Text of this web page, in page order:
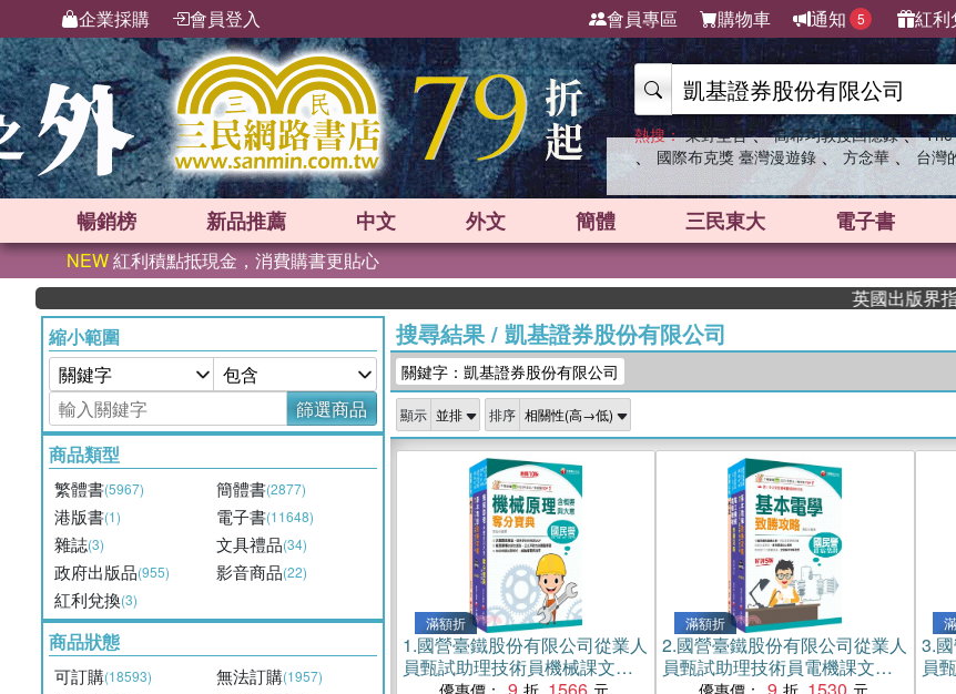
企業採購 會員登入 會員專區 購物車 通知 5 紅利
熱搜： 東野圭吾 、 高希均教授回憶錄 、
、 國際布克獎 臺灣漫遊錄 、 方念華 、 台灣
暢銷榜 新品推薦 中文 外文 簡體 三民東大 電子書
NEW紅利積點抵現金，消費購書更貼心
英國出版界指標大獎
縮小範圍
篩選商品
商品類型
繁體書(5967) 簡體書(2877)
港版書(1) 電子書(11648)
雜誌(3) 文具禮品(34)
政府出版品(955) 影音商品(22)
紅利兌換(3)
商品狀態
可訂購(18593) 無法訂購(1957)
搜尋結果/ 凱基證券股份有限公司
關鍵字：凱基證券股份有限公司
顯示 排序
滿額折
1.國營臺鐵股份有限公司從業人
員甄試助理技術員機械課文版
優惠價：
滿額折
2.國營臺鐵股份有限公司從業人
員甄試助理技術員電機課文版
優惠價：
3.
員